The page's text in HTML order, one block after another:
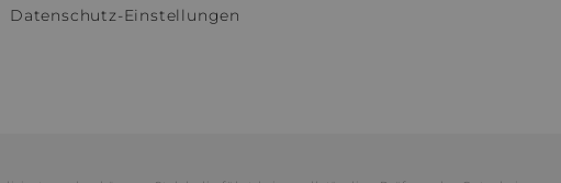
Datenschutz-Einstellungen